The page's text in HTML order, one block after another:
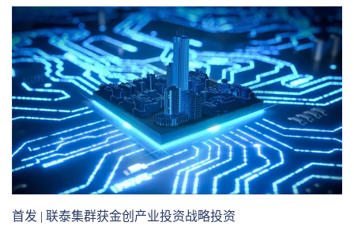
首发 | 联泰集群获金创产业投资战略投资